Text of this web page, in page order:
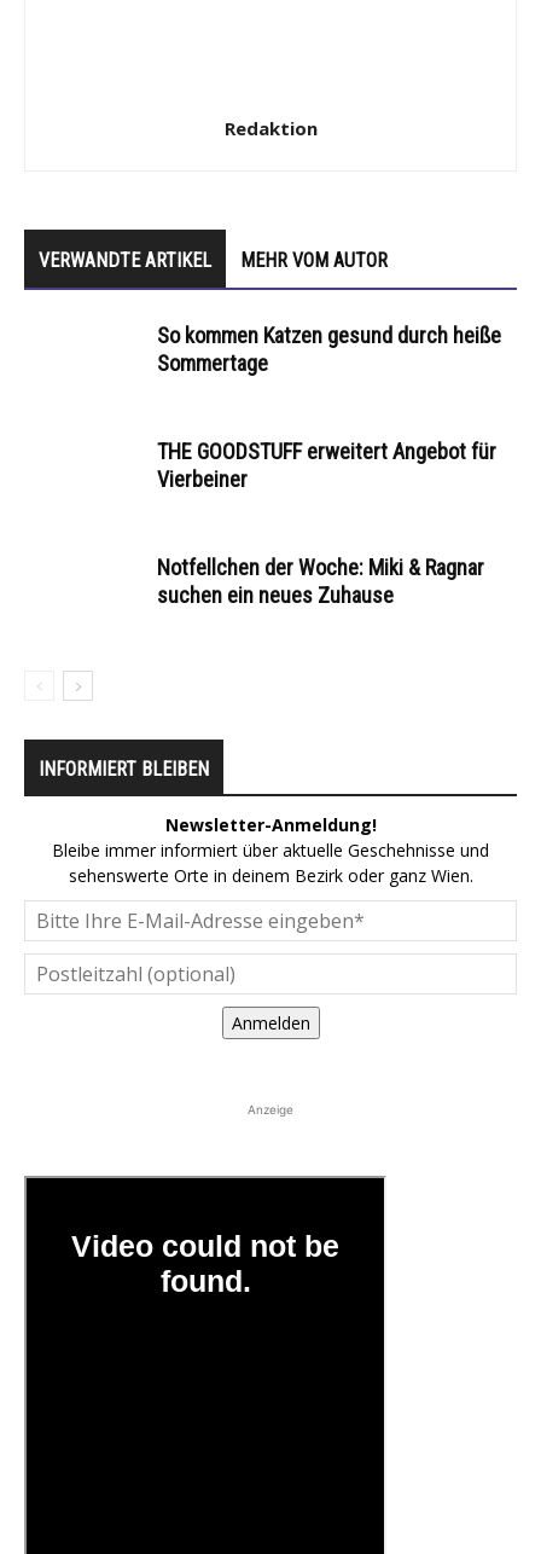
Redaktion
VERWANDTE ARTIKEL MEHR VOM AUTOR
So kommen Katzen gesund durch heiße
Sommertage
THE GOODSTUFF erweitert Angebot für
Vierbeiner
Notfellchen der Woche: Miki & Ragnar
suchen ein neues Zuhause
INFORMIERT BLEIBEN
Newsletter-Anmeldung!
Bleibe immer informiert über aktuelle Geschehnisse und
sehenswerte Orte in deinem Bezirk oder ganz Wien.
Anmelden
Anzeige